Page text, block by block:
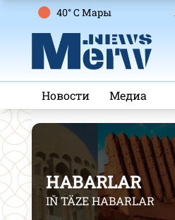
40° C Mары
Новости Медиа
HABARLAR
IŇ TÄZE HABARLAR